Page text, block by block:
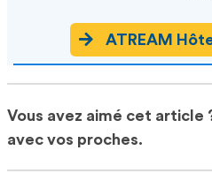
ATREAM
Vous avez aimé cet article
avec vos proches.